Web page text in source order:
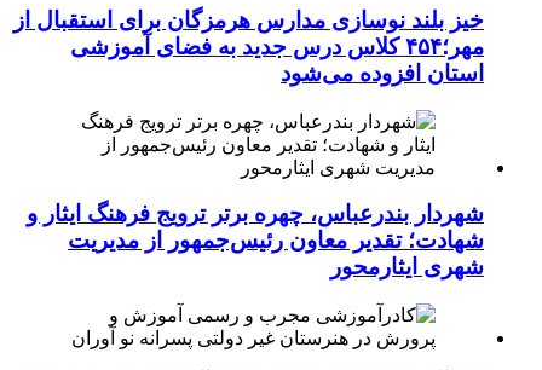
خیز بلند نوسازی مدارس هرمزگان برای استقبال از
مهر؛۴۵۴ کلاس درس جدید به فضای آموزشی
استان افزوده می‌شود
شهردار بندرعباس، چهره برتر ترویج فرهنگ ایثار و
شهادت؛ تقدیر معاون رئیس‌جمهور از مدیریت
شهری ایثارمحور